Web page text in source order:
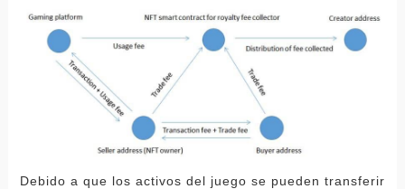
Debido a que los activos del juego se pueden transferir